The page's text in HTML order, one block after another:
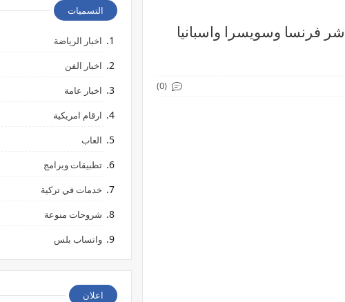
فرنسا وسويسرا واسبانيا
(0)
التسميات
اخبار الرياضة
اخبار الفن
اخبار عامة
ارقام امريكية
العاب
تطبيقات وبرامج
خدمات في تركية
شروحات منوعة
واتساب بلس
اعلان